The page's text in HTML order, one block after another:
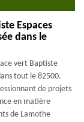
Espaces
dans le
vert Baptiste
tout le 82500.
de projets
en matière
de Lamothe